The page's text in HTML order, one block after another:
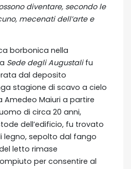
diventare, secondo le
mecenati dell’arte e
borbonica nella
Sede degli Augustalifu
dal deposito
stagione di scavo a cielo
Maiuri a partire
uomo di circa 20 anni,
dell’edificio, fu trovato
legno, sepolto dal fango
letto rimase
per consentire al